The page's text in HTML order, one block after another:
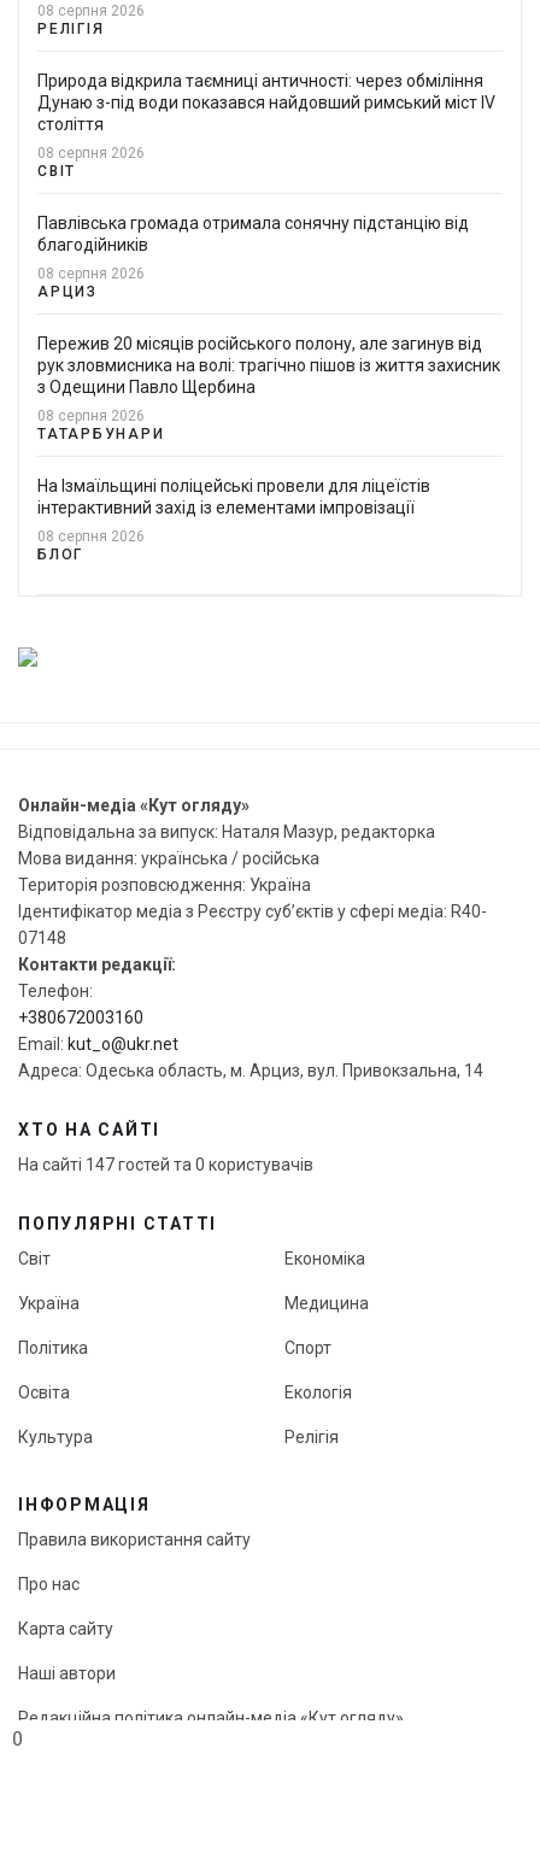
0
08 серпня 2026
РЕЛІГІЯ
Природа відкрила таємниці античності: через обміління
Дунаю з-під води показався найдовший римський міст IV
століття
08 серпня 2026
СВІТ
Павлівська громада отримала сонячну підстанцію від
благодійників
08 серпня 2026
АРЦИЗ
Пережив 20 місяців російського полону, але загинув від
рук зловмисника на волі: трагічно пішов із життя захисник
з Одещини Павло Щербина
08 серпня 2026
ТАТАРБУНАРИ
На Ізмаїльщині поліцейські провели для ліцеїстів
інтерактивний захід із елементами імпровізації
08 серпня 2026
БЛОГ
Онлайн-медіа «Кут огляду»
Відповідальна за випуск: Наталя Мазур, редакторка
Мова видання: українська / російська
Територія розповсюдження: Україна
Ідентифікатор медіа з Реєстру суб’єктів у сфері медіа: R40-
07148
Контакти редакції:
Телефон:
+380672003160
Email: kut_o@ukr.net
Адреса: Одеська область, м. Арциз, вул. Привокзальна, 14
ХТО НА САЙТІ
На сайті 147 гостей та 0 користувачів
ПОПУЛЯРНІ СТАТТІ
Світ
Україна
Політика
Освіта
Культура
Економіка
Медицина
Спорт
Екологія
Релігія
ІНФОРМАЦІЯ
Правила використання сайту
Про нас
Карта сайту
Наші автори
Редакційна політика онлайн-медіа «Кут огляду»